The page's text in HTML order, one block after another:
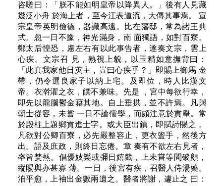
咨嗟曰：「朕不能如明皇帝以降異人。」後有人見藏
幾泛小舟 於海上者，至今江表道流，大傳其事焉。 宣
宗皇帝英明儉德，器識高遠。比在藩邸，常為諸王典
式。忽一日不豫，神光滿身，南 面獨語，如對百寮。
鄭太后惶恐，慮左右有以此事告者，遂奏文宗，雲上
心疾。文宗召 見，熟視上貌，以玉精如意撫背曰：
「此真我家他日英主，豈曰心疾乎？」即賜上御馬 金
帶，仍令選良家子以納上宅。及即位，時人比漢文
帝。衣澣濯之衣，饌不兼味。先是 ，宮中每欲行幸，
即先以龍腦鬱金藉其地。自上垂拱，並不許焉。凡與
朝士從容，未嘗 一日不論儒學，而頗注意於貢舉。常
於殿柱上題鄉貢進士字。或大臣出鎮，即賦詩賜之 。
凡欲對公卿百寮，必先嚴整容止，更衣盥手，然後方
出。語及庶政，則終日忘倦。章 奏有不欲左右見者，
率皆焚爇。倡優妓樂或彌日嬉戲，上未嘗等閒破顏，
縱賜與亦甚寡 薄。一日，後宮有疾，召醫人侍湯藥。
洎平愈，上袖出金數兩遺之。醫者將謝，遽止之 曰：